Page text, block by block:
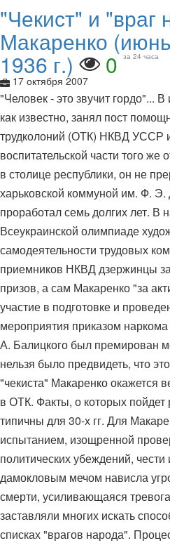
"Чекист" и
Макаренко
1936 г.) 0 за 24 часа
17 октября 2007
"Человек - это звучит гордо"...
как известно, занял пост
трудколоний (ОТК) НКВД УССР
воспитательской части того же
в столице республики, он не
харьковской коммуной им. Ф. Э.
проработал семь долгих лет. В
Всеукраинской олимпиаде
самодеятельности трудовых
приемников НКВД дзержинцы
призов, а сам Макаренко "за
участие в подготовке и
мероприятия приказом
А. Балицкого был премирован
нельзя было предвидеть, что
"чекиста" Макаренко окажется
в ОТК. Факты, о которых пойдет
типичны для 30-х гг. Для
испытанием, изощренной
политических убеждений,
дамокловым мечом нависла
смерти, усиливающаяся
заставляли многих искать
списках "врагов народа".